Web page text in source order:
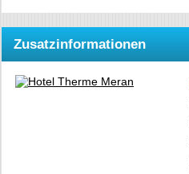
Zusatzinformationen